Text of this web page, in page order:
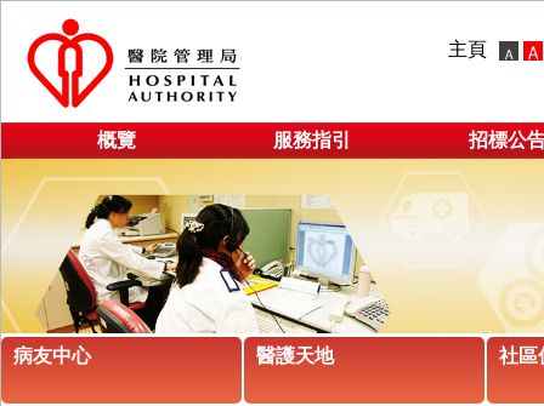
主頁
概覽 服務指引 招標公
病友中心 醫護天地 社區